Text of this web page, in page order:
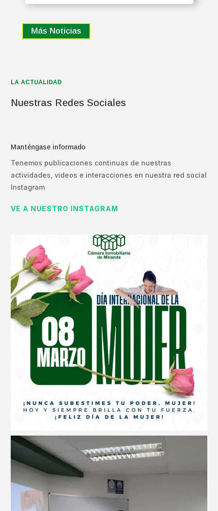
Más Noticias
LA ACTUALIDAD
Nuestras Redes Sociales
Manténgase informado
Tenemos publicaciones continuas de nuestras
actividades, videos e interacciones en nuestra red social
Instagram
VE A NUESTRO INSTAGRAM